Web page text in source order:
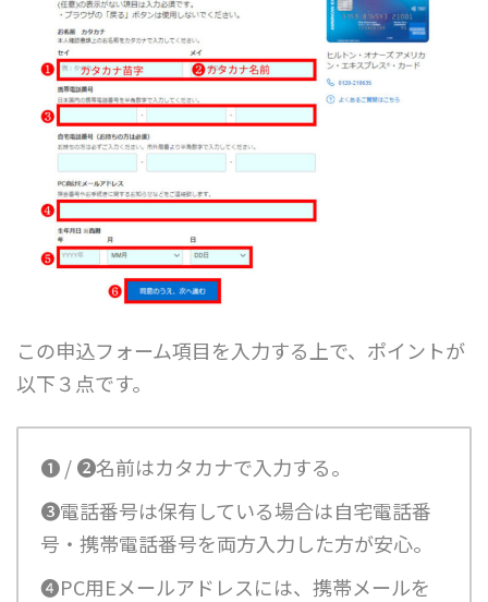
この申込フォーム項目を入力する上で、ポイントが
以下３点です。
❶ / ❷名前はカタカナで入力する。
❸電話番号は保有している場合は自宅電話番
号・携帯電話番号を両方入力した方が安心。
❹PC用Eメールアドレスには、 携帯メールを